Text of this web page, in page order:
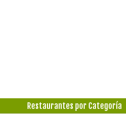
Restaurantes por Categoría